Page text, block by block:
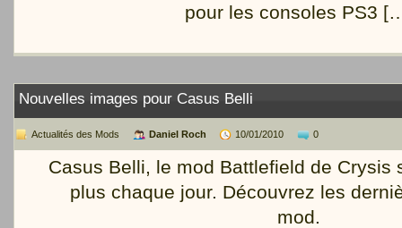
pour les consoles PS3
Nouvelles images pour Casus Belli
Actualités des Mods Daniel Roch 10/01/2010 0
Casus Belli, le mod Battlefield de Crysis
plus chaque jour. Découvrez les
mod.